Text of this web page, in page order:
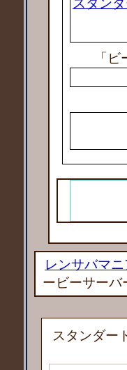
スタン
「
レンサバマ
ービーサー
スタンダー